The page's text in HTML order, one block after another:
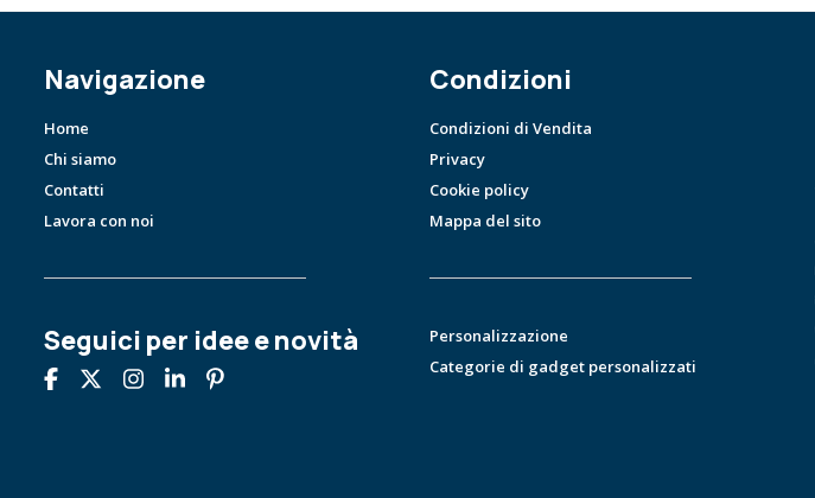
Navigazione
Home
Chi siamo
Contatti
Lavora con noi
Seguici per idee e novità
Condizioni
Condizioni di Vendita
Privacy
Cookie policy
Mappa del sito
Personalizzazione
Categorie di gadget personalizzati